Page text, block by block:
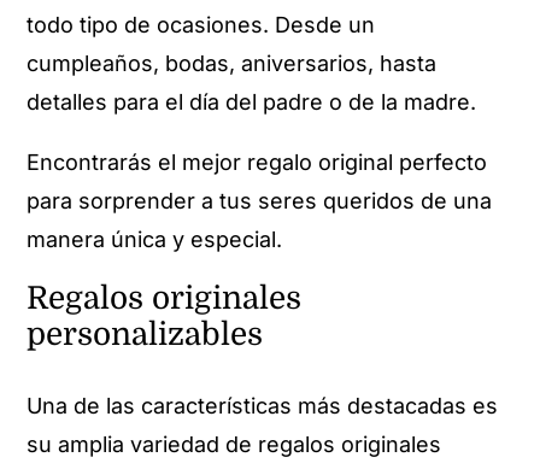
todo tipo de ocasiones. Desde un
cumpleaños, bodas, aniversarios, hasta
detalles para el día del padre o de la madre.
Encontrarás el mejor regalo original perfecto
para sorprender a tus seres queridos de una
manera única y especial.
Regalos originales
personalizables
Una de las características más destacadas es
su amplia variedad de regalos originales